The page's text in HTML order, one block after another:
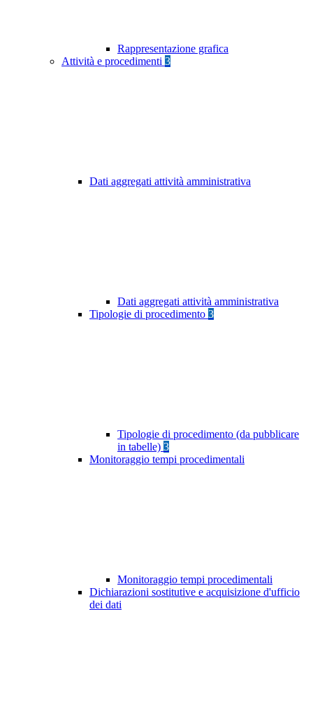
Rappresentazione grafica
Attività e procedimenti 3
Dati aggregati attività amministrativa
Dati aggregati attività amministrativa
Tipologie di procedimento 3
Tipologie di procedimento (da pubblicare
in tabelle) 3
Monitoraggio tempi procedimentali
Monitoraggio tempi procedimentali
Dichiarazioni sostitutive e acquisizione d'ufficio
dei dati